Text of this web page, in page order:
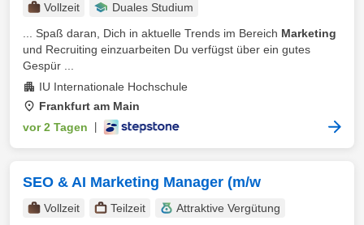
Vollzeit
Duales Studium
... Spaß daran, Dich in aktuelle Trends im Bereich Marketing
und Recruiting einzuarbeiten Du verfügst über ein gutes
Gespür ...
IU Internationale Hochschule
Frankfurt am Main
vor 2 Tagen
SEO & AI Marketing Manager (m/w
Vollzeit Teilzeit
Attraktive Vergütung